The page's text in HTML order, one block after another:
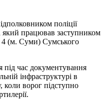
поліції
працював заступником
4 (м. Суми) Сумського
під час документування
інфраструктурі в
коли ворог підступно